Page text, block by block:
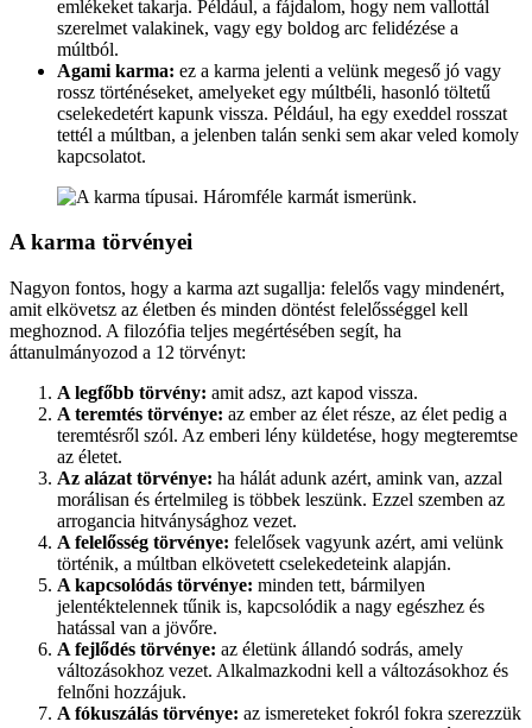
emlékeket takarja. Például, a fájdalom, hogy nem vallottál
szerelmet valakinek, vagy egy boldog arc felidézése a
múltból.
Agami karma: ez a karma jelenti a velünk megeső jó vagy
rossz történéseket, amelyeket egy múltbéli, hasonló töltetű
cselekedetért kapunk vissza. Például, ha egy exeddel rosszat
tettél a múltban, a jelenben talán senki sem akar veled komoly
kapcsolatot.
A karma törvényei
Nagyon fontos, hogy a karma azt sugallja: felelős vagy mindenért,
amit elkövetsz az életben és minden döntést felelősséggel kell
meghoznod. A filozófia teljes megértésében segít, ha
áttanulmányozod a 12 törvényt:
A legfőbb törvény: amit adsz, azt kapod vissza.
A teremtés törvénye: az ember az élet része, az élet pedig a
teremtésről szól. Az emberi lény küldetése, hogy megteremtse
az életet.
Az alázat törvénye: ha hálát adunk azért, amink van, azzal
morálisan és értelmileg is többek leszünk. Ezzel szemben az
arrogancia hitványsághoz vezet.
A felelősség törvénye: felelősek vagyunk azért, ami velünk
történik, a múltban elkövetett cselekedeteink alapján.
A kapcsolódás törvénye: minden tett, bármilyen
jelentéktelennek tűnik is, kapcsolódik a nagy egészhez és
hatással van a jövőre.
A fejlődés törvénye: az életünk állandó sodrás, amely
változásokhoz vezet. Alkalmazkodni kell a változásokhoz és
felnőni hozzájuk.
A fókuszálás törvénye: az ismereteket fokról fokra szerezzük